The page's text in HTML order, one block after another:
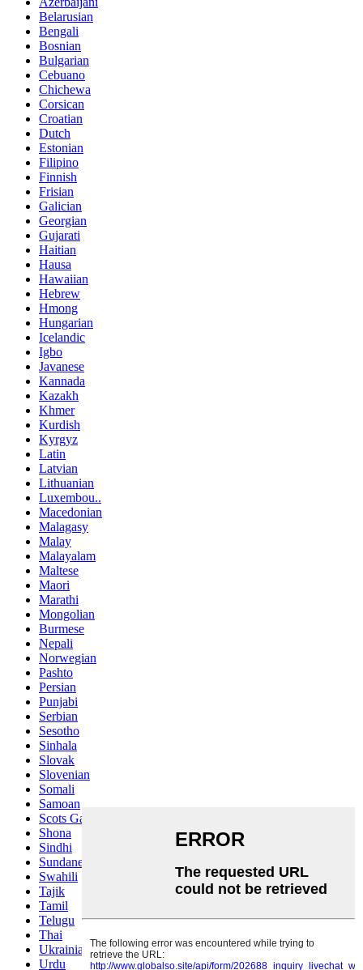
Belarusian
Bengali
Bosnian
Bulgarian
Cebuano
Chichewa
Corsican
Croatian
Dutch
Estonian
Filipino
Finnish
Frisian
Galician
Georgian
Gujarati
Haitian
Hausa
Hawaiian
Hebrew
Hmong
Hungarian
Icelandic
Igbo
Javanese
Kannada
Kazakh
Khmer
Kurdish
Kyrgyz
Latin
Latvian
Lithuanian
Luxembou..
Macedonian
Malagasy
Malay
Malayalam
Maltese
Maori
Marathi
Mongolian
Burmese
Nepali
Norwegian
Pashto
Persian
Punjabi
Serbian
Sesotho
Sinhala
Slovak
Slovenian
Somali
Samoan
Scots Gaelic
Shona
Sindhi
Sundanese
Swahili
Tajik
Tamil
Telugu
Thai
Ukrainian
Urdu